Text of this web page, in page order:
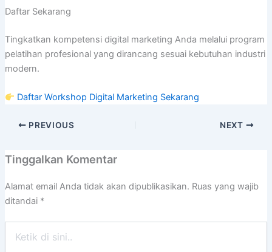
Daftar Sekarang
Tingkatkan kompetensi digital marketing Anda melalui program
pelatihan profesional yang dirancang sesuai kebutuhan industri
modern.
Daftar Workshop Digital Marketing Sekarang
PREVIOUS NEXT
Tinggalkan Komentar
Alamat email Anda tidak akan dipublikasikan. Ruas yang wajib
ditandai *